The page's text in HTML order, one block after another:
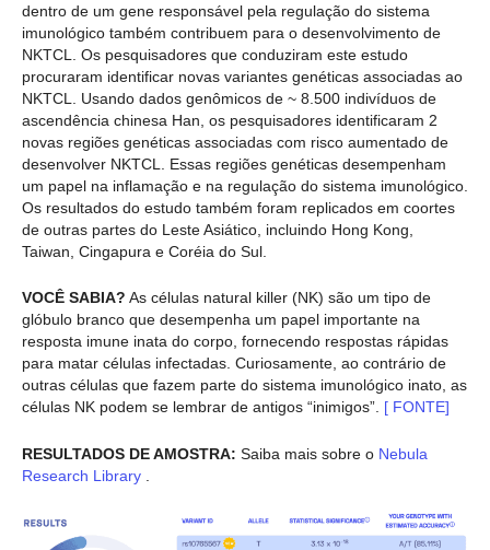
dentro de um gene responsável pela regulação do sistema
imunológico também contribuem para o desenvolvimento de
NKTCL. Os pesquisadores que conduziram este estudo
procuraram identificar novas variantes genéticas associadas ao
NKTCL. Usando dados genômicos de ~ 8.500 indivíduos de
ascendência chinesa Han, os pesquisadores identificaram 2
novas regiões genéticas associadas com risco aumentado de
desenvolver NKTCL. Essas regiões genéticas desempenham
um papel na inflamação e na regulação do sistema imunológico.
Os resultados do estudo também foram replicados em coortes
de outras partes do Leste Asiático, incluindo Hong Kong,
Taiwan, Cingapura e Coréia do Sul.
VOCÊ SABIA? As células natural killer (NK) são um tipo de
glóbulo branco que desempenha um papel importante na
resposta imune inata do corpo, fornecendo respostas rápidas
para matar células infectadas. Curiosamente, ao contrário de
outras células que fazem parte do sistema imunológico inato, as
células NK podem se lembrar de antigos “inimigos”. [ FONTE]
RESULTADOS DE AMOSTRA: Saiba mais sobre o Nebula
Research Library